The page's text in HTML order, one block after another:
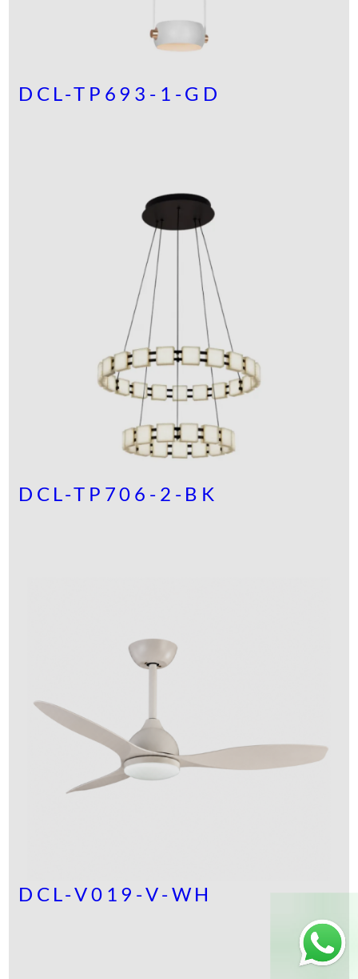
DCL-TP693-1-GD
DCL-TP706-2-BK
DCL-V019-V-WH